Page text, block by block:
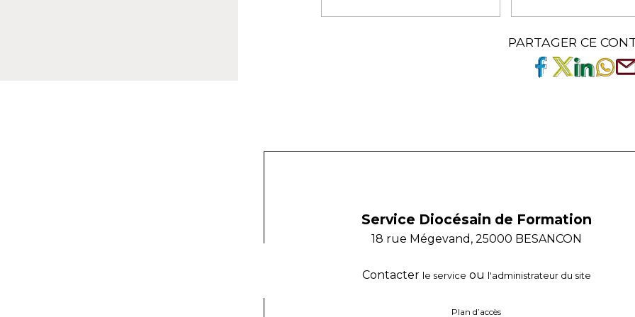
PARTAGER CE
Service Diocésain de Formation
18 rue Mégevand, 25000 BESANCON
Contacter le service ou l'administrateur du site
Plan d’accès